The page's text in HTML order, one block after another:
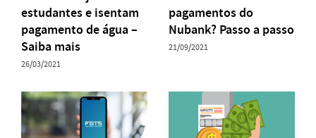
estudantes e isentam
pagamento de água –
Saiba mais
26/03/2021
pagamentos do
Nubank? Passo a passo
21/09/2021